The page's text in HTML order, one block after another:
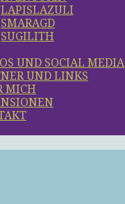
LAPISLAZULI
SMARAGD
SUGILITH
UND SOCIAL MEDIA
UND LINKS
MICH